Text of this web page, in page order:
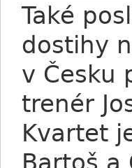
Také
dostihy
v Česku
trenér
Kvartet
Bartoš a